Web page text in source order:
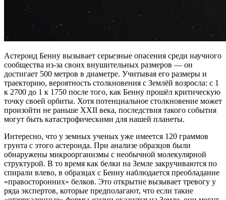
Астероид Бенну вызывает серьезные опасения среди научного
сообщества из-за своих внушительных размеров — он
достигает 500 метров в диаметре. Учитывая его размеры и
траекторию, вероятность столкновения с Землёй возросла: с 1
к 2700 до 1 к 1750 после того, как Бенну прошёл критическую
точку своей орбиты. Хотя потенциальное столкновение может
произойти не раньше XXII века, последствия такого события
могут быть катастрофическими для нашей планеты.
Интересно, что у земных ученых уже имеется 120 граммов
грунта с этого астероида. При анализе образцов были
обнаружены микроорганизмы с необычной молекулярной
структурой. В то время как белки на Земле закручиваются по
спирали влево, в образцах с Бенну наблюдается преобладание
«правосторонних» белков. Это открытие вызывает тревогу у
ряда экспертов, которые предполагают, что если такие